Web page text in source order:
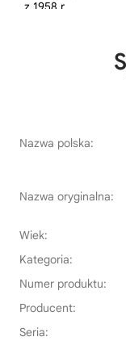
Nazwa polska:
Nazwa oryginalna:
Wiek:
Kategoria:
Numer produktu:
Producent:
Seria: